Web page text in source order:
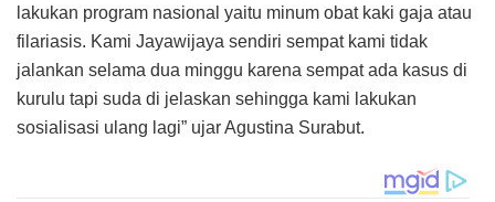
lakukan program nasional yaitu minum obat kaki gaja atau
filariasis. Kami Jayawijaya sendiri sempat kami tidak
jalankan selama dua minggu karena sempat ada kasus di
kurulu tapi suda di jelaskan sehingga kami lakukan
sosialisasi ulang lagi” ujar Agustina Surabut.